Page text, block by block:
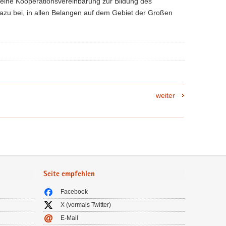
bei, in allen Belangen auf dem Gebiet der Großen
weiter
Seite empfehlen
Facebook
X (vormals Twitter)
E-Mail